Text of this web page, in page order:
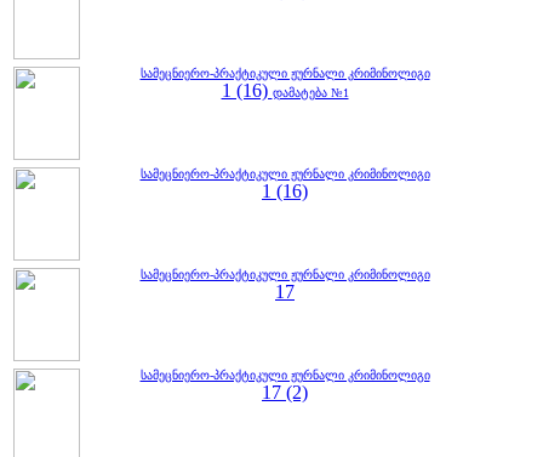
სამეცნიერო-პრაქტიკული ჟურნალი კრიმინოლიგი
1 (16) დამატება №1
სამეცნიერო-პრაქტიკული ჟურნალი კრიმინოლიგი
1 (16)
სამეცნიერო-პრაქტიკული ჟურნალი კრიმინოლიგი
17
სამეცნიერო-პრაქტიკული ჟურნალი კრიმინოლიგი
17 (2)